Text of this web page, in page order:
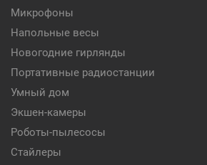
Микрофоны
Напольные весы
Новогодние гирлянды
Портативные радиостанции
Умный дом
Экшен-камеры
Роботы-пылесосы
Стайлеры